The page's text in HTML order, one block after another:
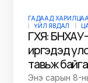
ГАДААД ХАРИЛЦАА
ҮЙЛ ЯВДАЛ
ГХЯ: БНХАУ-
иргэдэд
тавьж
Энэ сарын 8-